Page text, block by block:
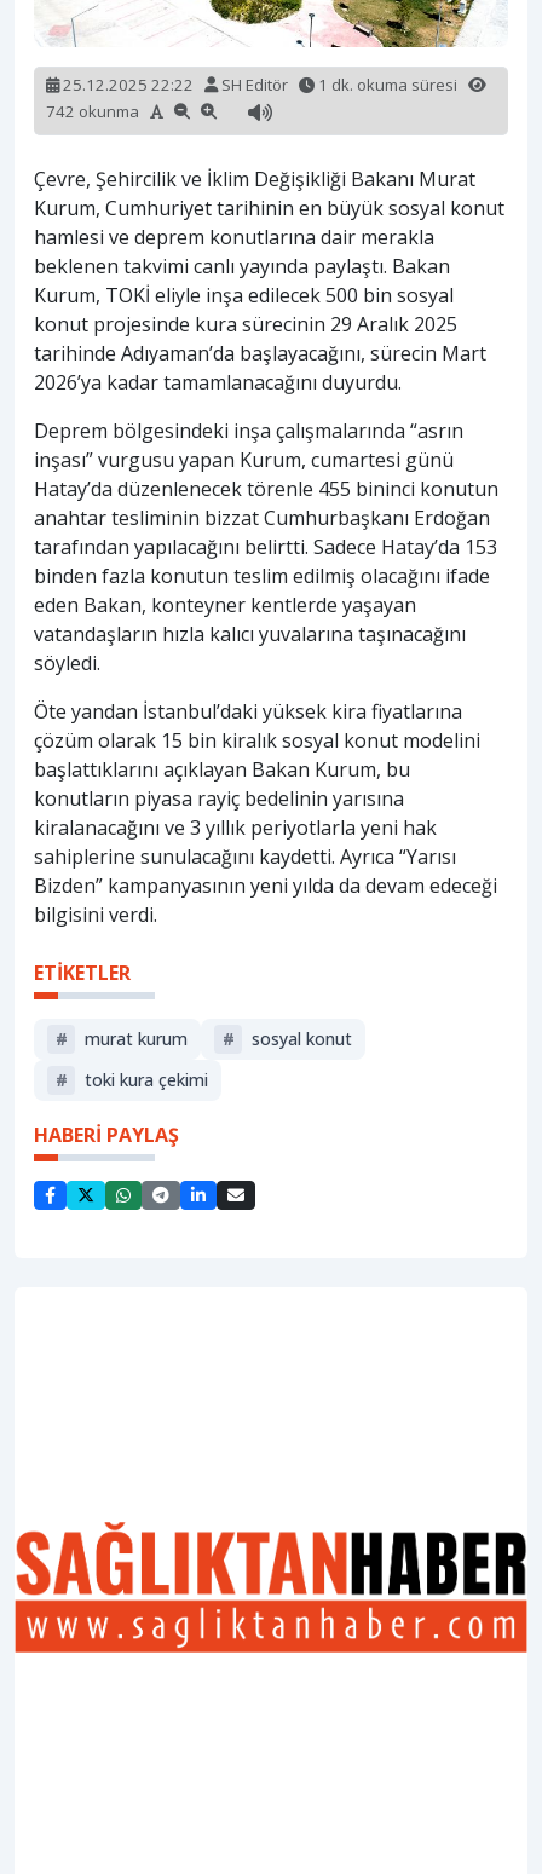
25.12.2025 22:22 SH Editör
1 dk. okuma süresi
742 okunma
Çevre, Şehircilik ve İklim Değişikliği Bakanı Murat
Kurum, Cumhuriyet tarihinin en büyük sosyal konut
hamlesi ve deprem konutlarına dair merakla
beklenen takvimi canlı yayında paylaştı. Bakan
Kurum, TOKİ eliyle inşa edilecek 500 bin sosyal
konut projesinde kura sürecinin 29 Aralık 2025
tarihinde Adıyaman’da başlayacağını, sürecin Mart
2026’ya kadar tamamlanacağını duyurdu.
Deprem bölgesindeki inşa çalışmalarında “asrın
inşası” vurgusu yapan Kurum, cumartesi günü
Hatay’da düzenlenecek törenle 455 bininci konutun
anahtar tesliminin bizzat Cumhurbaşkanı Erdoğan
tarafından yapılacağını belirtti. Sadece Hatay’da 153
binden fazla konutun teslim edilmiş olacağını ifade
eden Bakan, konteyner kentlerde yaşayan
vatandaşların hızla kalıcı yuvalarına taşınacağını
söyledi.
Öte yandan İstanbul’daki yüksek kira fiyatlarına
çözüm olarak 15 bin kiralık sosyal konut modelini
başlattıklarını açıklayan Bakan Kurum, bu
konutların piyasa rayiç bedelinin yarısına
kiralanacağını ve 3 yıllık periyotlarla yeni hak
sahiplerine sunulacağını kaydetti. Ayrıca “Yarısı
Bizden” kampanyasının yeni yılda da devam edeceği
bilgisini verdi.
ETİKETLER
# murat kurum #
sosyal konut
#
toki kura çekimi
HABERİ PAYLAŞ